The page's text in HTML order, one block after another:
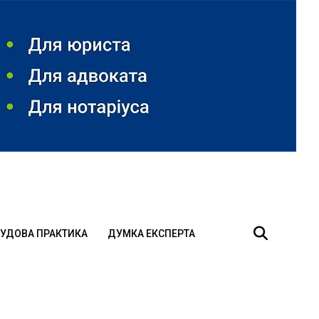
ПРАКТИКА ДУМКА ЕКСПЕРТА